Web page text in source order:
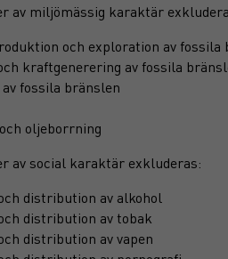
av miljömässig karaktär
och exploration av fossila
kraftgenerering av fossila
fossila bränslen
oljeborrning
av social karaktär exkluderas:
distribution av alkohol
distribution av tobak
distribution av vapen